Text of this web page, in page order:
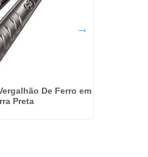
De Ferro em
Preta